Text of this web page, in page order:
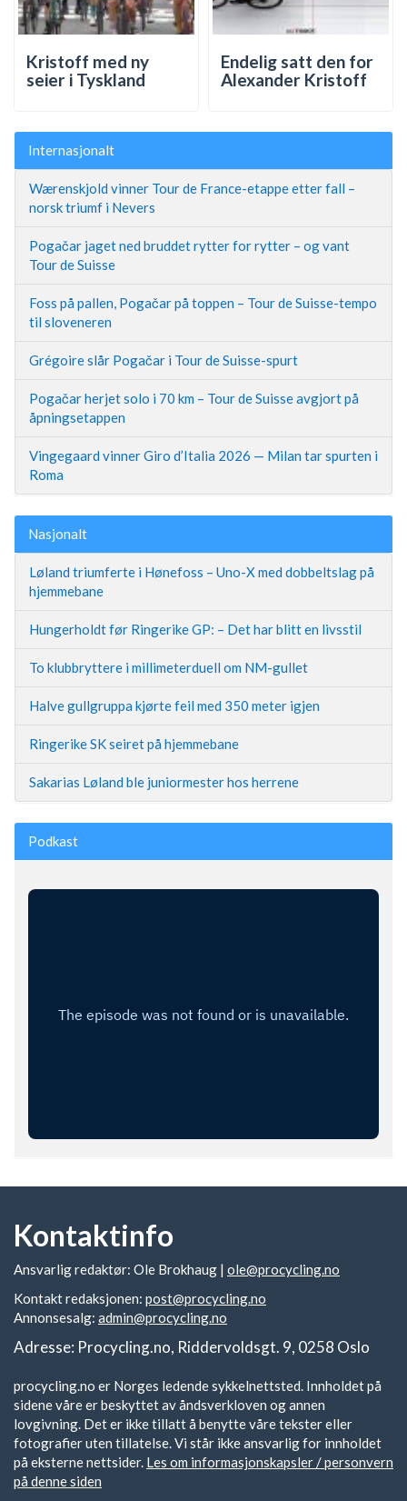
Kristoff med ny
seier i Tyskland
Endelig satt den for
Alexander Kristoff
Internasjonalt
Wærenskjold vinner Tour de France-etappe etter fall –
norsk triumf i Nevers
Pogačar jaget ned bruddet rytter for rytter – og vant
Tour de Suisse
Foss på pallen, Pogačar på toppen – Tour de Suisse-tempo
til sloveneren
Grégoire slår Pogačar i Tour de Suisse-spurt
Pogačar herjet solo i 70 km – Tour de Suisse avgjort på
åpningsetappen
Vingegaard vinner Giro d’Italia 2026 — Milan tar spurten i
Roma
Nasjonalt
Løland triumferte i Hønefoss – Uno-X med dobbeltslag på
hjemmebane
Hungerholdt før Ringerike GP: – Det har blitt en livsstil
To klubbryttere i millimeterduell om NM-gullet
Halve gullgruppa kjørte feil med 350 meter igjen
Ringerike SK seiret på hjemmebane
Sakarias Løland ble juniormester hos herrene
Podkast
Kontaktinfo
Ansvarlig redaktør: Ole Brokhaug | ole@procycling.no
Kontakt redaksjonen: post@procycling.no
Annonsesalg: admin@procycling.no
Adresse: Procycling.no, Riddervoldsgt. 9, 0258 Oslo
procycling.no er Norges ledende sykkelnettsted. Innholdet på
sidene våre er beskyttet av åndsverkloven og annen
lovgivning. Det er ikke tillatt å benytte våre tekster eller
fotografier uten tillatelse. Vi står ikke ansvarlig for innholdet
på eksterne nettsider. Les om informasjonskapsler / personvern
på denne siden